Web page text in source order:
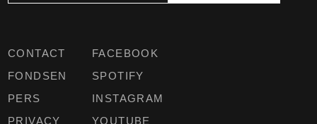
CONTACT
FONDSEN
PERS
PRIVACY
FACEBOOK
SPOTIFY
INSTAGRAM
YOUTUBE